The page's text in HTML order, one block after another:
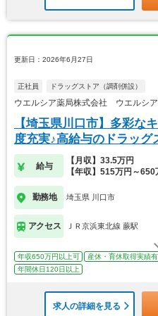
更新日：2026年6月27日
正社員 ドラッグストア（調剤併設）
ウエルシア薬局株式会社 ウエルシ
【埼玉県川口市】多彩な
度充実♪高給与のドラッ
給与
【月収】33.5万円
【年収】515万円～650
勤務地 埼玉県 川口市
アクセス ＪＲ京浜東北線 蕨駅
年収650万円以上可 産休・育休取得実績有
年間休日120日以上
求人の詳細を見る